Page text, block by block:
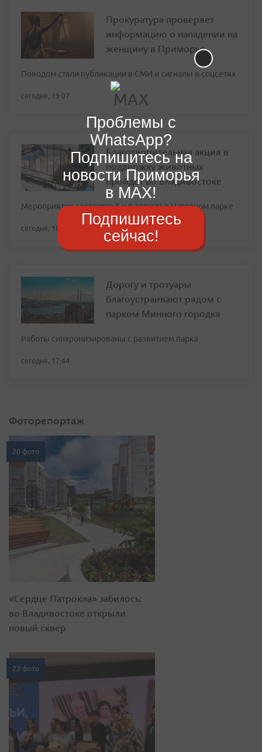
Прокуратура проверяет
информацию о нападении на
женщину в Приморье
Поводом стали публикации в СМИ и сигналы в соцсетях
сегодня, 19:07
Благотворительная акция в
поддержку животных
пройдет во Владивостоке
Мероприятие состоится 8 и 9 августа в Нагорном парке
сегодня, 18:28
Дорогу и тротуары
благоустраивают рядом с
парком Минного городка
Работы синхронизированы с развитием парка
сегодня, 17:44
Фоторепортаж
20 фото
«Сердце Патрокла» забилось:
во Владивостоке открыли
новый сквер
23 фото
Проблемы с
WhatsApp?
Подпишитесь на
новости Приморья
в MAX!
Подпишитесь
сейчас!